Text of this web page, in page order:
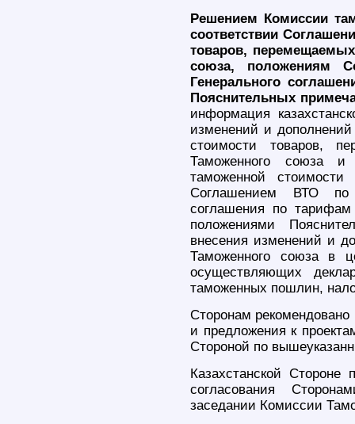
Решением Комиссии
соответствии
товаров,
союза, положениям
Генерального
Пояснительных
информация
изменений и
стоимости товаров,
Таможенного союза и
таможенной
Соглашением ВТО по
соглашения по
положениями
внесения изменений и
Таможенного союза в
осуществляющих
таможенных пошлин,
Сторонам рекомендовано
и предложения к
Стороной по
Казахстанской Стороне
согласования
заседании Комиссии